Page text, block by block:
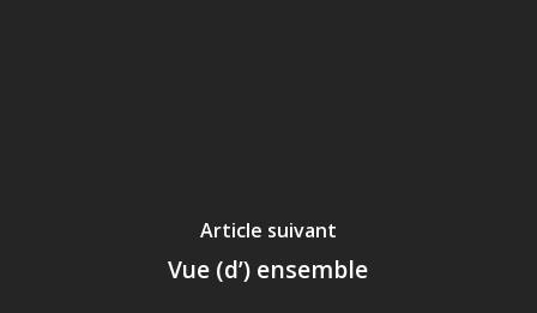
Article suivant
Vue (d’) ensemble